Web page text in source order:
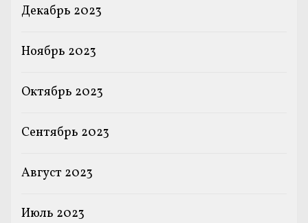
Декабрь 2023
Ноябрь 2023
Октябрь 2023
Сентябрь 2023
Август 2023
Июль 2023